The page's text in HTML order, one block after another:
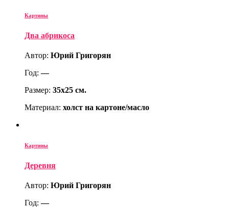
Картины
Два абрикоса
Автор: Юрий Григорян
Год:—
Размер: 35х25 см.
Материал: холст на картоне/масло
Картины
Деревня
Автор: Юрий Григорян
Год:—